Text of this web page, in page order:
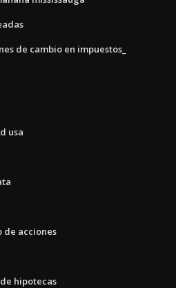
de cambio en impuestos_
usa
de acciones
hipotecas